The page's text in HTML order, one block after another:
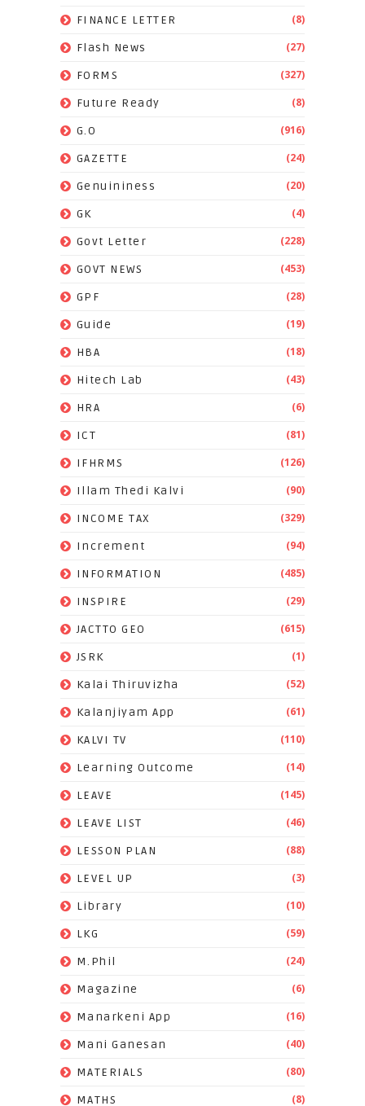
FINANCE LETTER (8)
Flash News (27)
FORMS (327)
Future Ready (8)
G.O (916)
GAZETTE (24)
Genuininess (20)
GK (4)
Govt Letter (228)
GOVT NEWS (453)
GPF (28)
Guide (19)
HBA (18)
Hitech Lab (43)
HRA (6)
ICT (81)
IFHRMS (126)
Illam Thedi Kalvi (90)
INCOME TAX (329)
Increment (94)
INFORMATION (485)
INSPIRE (29)
JACTTO GEO (615)
JSRK (1)
Kalai Thiruvizha (52)
Kalanjiyam App (61)
KALVI TV (110)
Learning Outcome (14)
LEAVE (145)
LEAVE LIST (46)
LESSON PLAN (88)
LEVEL UP (3)
Library (10)
LKG (59)
M.Phil (24)
Magazine (6)
Manarkeni App (16)
Mani Ganesan (40)
MATERIALS (80)
MATHS (8)